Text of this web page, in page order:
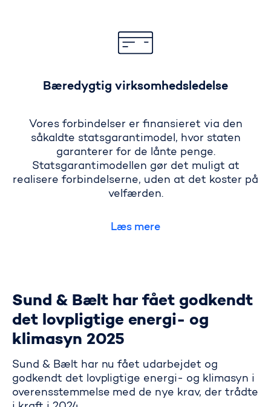
Bæredygtig virksomhedsledelse
Vores forbindelser er finansieret via den
såkaldte statsgarantimodel, hvor staten
garanterer for de lånte penge.
Statsgarantimodellen gør det muligt at
realisere forbindelserne, uden at det koster på
velfærden.
Læs mere
Sund & Bælt har fået godkendt
det lovpligtige energi- og
klimasyn 2025
Sund & Bælt har nu fået udarbejdet og
godkendt det lovpligtige energi- og klimasyn i
overensstemmelse med de nye krav, der trådte